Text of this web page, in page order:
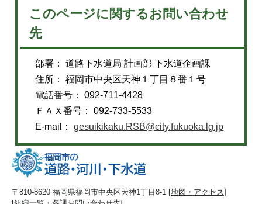
このページに関するお問い合わせ
先
部署： 道路下水道局 計画部 下水道企画課
住所： 福岡市中央区天神１丁目８番１号
電話番号： 092-711-4428
ＦＡＸ番号： 092-733-5533
E-mail：gesuikikaku.RSB@city.fukuoka.lg.jp
〒810-8620 福岡県福岡市中央区天神1丁目8-1 [地図・アクセス]